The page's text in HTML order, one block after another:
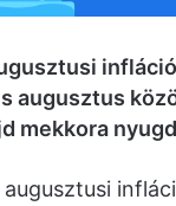
augusztus
mekkora